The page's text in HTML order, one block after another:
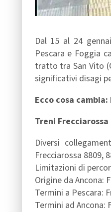
Dal 15 al 24
Pescara e Foggia
tratto tra San Vito
significativi disagi
Ecco cosa
Treni Frecciarossa
Diversi
Frecciarossa 8809,
Limitazioni di
Origine da Ancona:
Termini a Pescara:
Termini ad Ancona: